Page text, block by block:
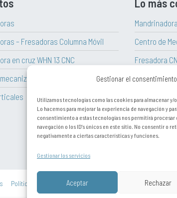
Gestionar el
Utilizamos tecnologías como las cookies para almacenar
Lo hacemos para mejorar la experiencia de navegación y
consentimiento a estas tecnologías nos permitirá
navegación o los ID's únicos en este sitio. No consentir o
negativamente a ciertas características y funciones.
Gestionar los servicios
Aceptar Rechazar
– Fresadoras Columna Móvil
en cruz WHN 13 CNC
vertical Haitian
Lo más
Mandrinadora
Centro de
Fresadora
Torno Vertical
Torno CNC
Tornos
Política de privacidad